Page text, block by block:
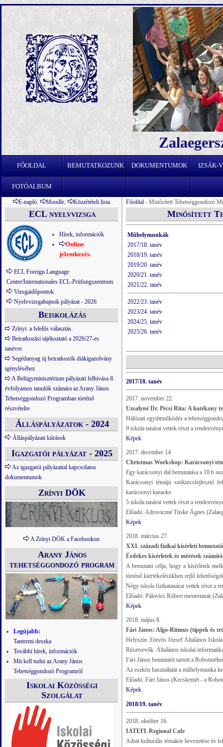
FŐOLDAL BEMUTATKOZUNK DOKUMENTUMOK IZSÁK-
FOTÓALBUM
E-napló, Moodle, Közzétételi lista
ECL nyelvvizsga
Hírek, információk
Online
jelentkezés.
ECL Foreign Language
Centre/Internationales ECL-Prüfungszentrum
Vizsgaidőpontok
Nyelvvizsgabajnok pályázat - 2026
Beiskolázás
Zrínyi: a felelős választás.
Beiratkozási tájékoztató a 2026/27-es
tanévre.
Segédanyag új beiratkozók diákigazolvány
igényléséhez
A Belügyminisztérium pályázati felhívása 8.
évfolyamos tanulók számára az Arany János
Tehetséggondozó Programban történő
részvételre
Álláspályázatok - 2024
Álláspályázati kiírások
Igazgatói pályázat - 2025
Az igazgatói pályázattal kapcsolatos
dokumentumok
Zrínyi DÖK
A Zrínyi DÖK a Facebookon
Arany János
tehetséggondozó program
Legújabb:
Tantermi deszka
További hírek, információk
Mit kell tudni az Arany János
Tehetséggondozó Programról
Iskolai Közösségi
Szolgálat
Főoldal - Minősített Tehetséggondozó
Minősített
Műhelymunkák
2017/18. tanév
2018/19. tanév
2019/20. tanév
2020/21. tanév
2021/22. tanév
2022/23. tanév
2023/24. tanév
2024/25. tanév
2025/26. tanév
2017/18. tanév
2017. november 22.
Uzsalyné Dr. Pécsi Rita: A hatékony
Hálózati együttműködés a
9 iskola tanárai vettek részt a
Képek
2017. december 14.
Christmas Workshop: Karácsonyi
Egy karácsonyi dal bemutatása a 10.b
Karácsonyi témájú szókincsfejlesztő
karácsonyi karaoke.
5 iskola tanárai vettek részt a
Előadó: Adroviczné Tüske Ágnes
Képek
2018. március 27.
XXI. századi fizikai kísérleti
Érdekes kísérletek és mérések
A bemutató célja, hogy a kísérletek
történő kiértékelésükben rejlő
Négy iskola fizikatanárai vettek részt a
Előadó: Pálovics Róbert mestertanár
Képek
2018. május 8.
Fári János: Algo-Ritmus (tippek és
Helyszín: Eötvös József Általános Iskola
Résztvevők: Általános iskolai
Fári János bemutatót tartott a
Az eszköz használatát a műhelymunka
Előadó: Fári János (Kecskemét - a
Képek
2018/19. tanév
2018. október 16.
IATEFL Regional Cafe
Adott kulturális témakör bevezetése és